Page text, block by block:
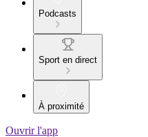
Podcasts
Sport en direct
À proximité
Ouvrir l'app